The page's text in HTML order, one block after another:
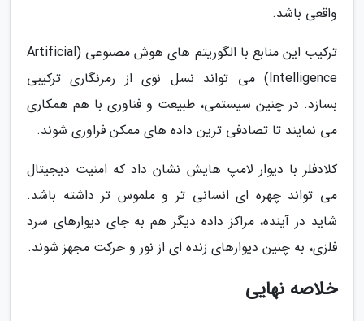
واقعی باشد.
ترکیب این منابع با الگوریتم های هوش مصنوعی (Artificial
Intelligence) می تواند نسل نوی از رمزنگاری ترکیبی
بسازد. در چنین سیستمی، طبیعت و فناوری با هم همکاری
می نمایند تا تصادفی ترین داده های ممکن فراوری شوند.
کلادفلر با دیوار لامپ هایش نشان داد که امنیت دیجیتال
می تواند چهره ای انسانی تر و ملموس تر داشته باشد.
شاید در آینده، مراکز داده دیگر هم به جای دیوارهای سرد
فلزی، به چنین دیوارهای زنده ای از نور و حرکت مجهز شوند.
خلاصه نهایی